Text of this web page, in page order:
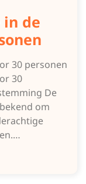
de
30 personen
30
De
om